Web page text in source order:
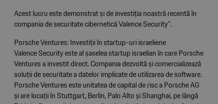
Acest lucru este demonstrat și de investiția noastră recentă în
compania de securitate cibernetică Valence Security”.
Porsche Ventures: Investiții în startup-uri israeliene
Valence Security este al șaselea startup israelian în care Porsche
Ventures a investit direct. Compania dezvoltă și comercializează
soluții de securitate a datelor implicate de utilizarea de software.
Porsche Ventures este unitatea de capital de risc a Porsche AG
și are locații în Stuttgart, Berlin, Palo Alto și Shanghai, pe lângă